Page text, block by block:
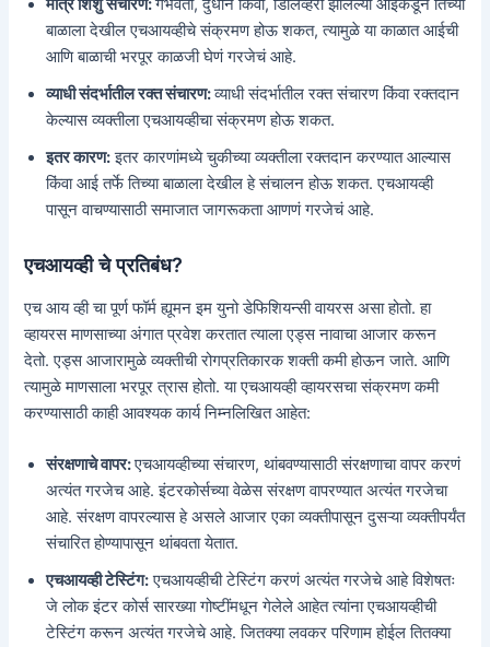
मात्र शिशु संचारण:गर्भवती, दुधान किंवा, डिलिव्हरी झालेल्या आईकडून तिच्या
बाळाला देखील एचआयव्हीचे संक्रमण होऊ शकत, त्यामुळे या काळात आईची
आणि बाळाची भरपूर काळजी घेणं गरजेचं आहे.
व्याधी संदर्भातील रक्त संचारण:व्याधी संदर्भातील रक्त संचारण किंवा रक्तदान
केल्यास व्यक्तीला एचआयव्हीचा संक्रमण होऊ शकत.
इतर कारण:इतर कारणांमध्ये चुकीच्या व्यक्तीला रक्तदान करण्यात आल्यास
किंवा आई तर्फे तिच्या बाळाला देखील हे संचालन होऊ शकत. एचआयव्ही
पासून वाचण्यासाठी समाजात जागरूकता आणणं गरजेचं आहे.
एचआयव्ही चे प्रतिबंध?
एच आय व्ही चा पूर्ण फॉर्म ह्यूमन इम युनो डेफिशियन्सी वायरस असा होतो. हा
व्हायरस माणसाच्या अंगात प्रवेश करतात त्याला एड्स नावाचा आजार करून
देतो. एड्स आजारामुळे व्यक्तीची रोगप्रतिकारक शक्ती कमी होऊन जाते. आणि
त्यामुळे माणसाला भरपूर त्रास होतो. या एचआयव्ही व्हायरसचा संक्रमण कमी
करण्यासाठी काही आवश्यक कार्य निम्नलिखित आहेत:
संरक्षणाचे वापर:एचआयव्हीच्या संचारण, थांबवण्यासाठी संरक्षणाचा वापर करणं
अत्यंत गरजेच आहे. इंटरकोर्सच्या वेळेस संरक्षण वापरण्यात अत्यंत गरजेचा
आहे. संरक्षण वापरल्यास हे असले आजार एका व्यक्तीपासून दुसऱ्या व्यक्तीपर्यंत
संचारित होण्यापासून थांबवता येतात.
एचआयव्ही टेस्टिंग:एचआयव्हीची टेस्टिंग करणं अत्यंत गरजेचे आहे विशेषतः
जे लोक इंटर कोर्स सारख्या गोष्टींमधून गेलेले आहेत त्यांना एचआयव्हीची
टेस्टिंग करून अत्यंत गरजेचे आहे. जितक्या लवकर परिणाम होईल तितक्या